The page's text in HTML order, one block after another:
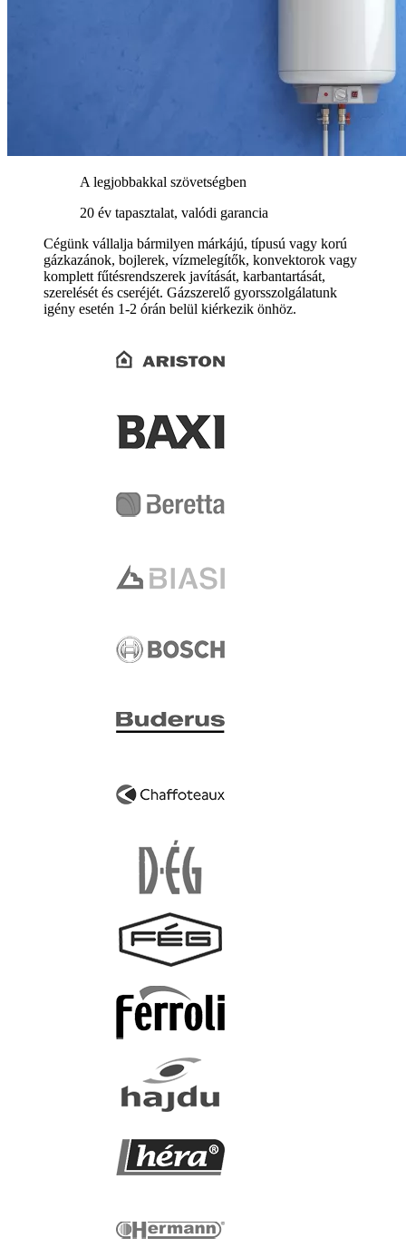
A legjobbakkal szövetségben
20 év tapasztalat, valódi garancia
Cégünk vállalja bármilyen márkájú, típusú vagy korú
gázkazánok, bojlerek, vízmelegítők, konvektorok vagy
komplett fűtésrendszerek javítását, karbantartását,
szerelését és cseréjét. Gázszerelő gyorsszolgálatunk
igény esetén 1-2 órán belül kiérkezik önhöz.